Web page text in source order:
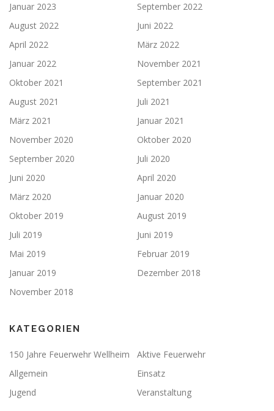
Januar 2023
September 2022
August 2022
Juni 2022
April 2022
März 2022
Januar 2022
November 2021
Oktober 2021
September 2021
August 2021
Juli 2021
März 2021
Januar 2021
November 2020
Oktober 2020
September 2020
Juli 2020
Juni 2020
April 2020
März 2020
Januar 2020
Oktober 2019
August 2019
Juli 2019
Juni 2019
Mai 2019
Februar 2019
Januar 2019
Dezember 2018
November 2018
KATEGORIEN
150 Jahre Feuerwehr Wellheim
Aktive Feuerwehr
Allgemein
Einsatz
Jugend
Veranstaltung